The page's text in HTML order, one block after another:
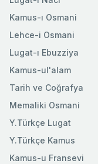
Kamus-ı Osmani
Lehce-i Osmani
Lugat-ı Ebuzziya
Kamus-ul'alam
Tarih ve Coğrafya
Memaliki Osmani
Y.Türkçe Lugat
Y.Türkçe Kamus
Kamus-u Fransevi